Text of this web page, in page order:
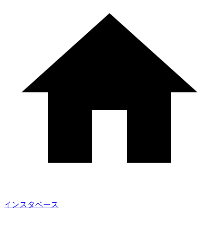
インスタベース